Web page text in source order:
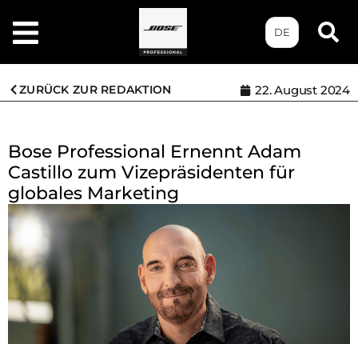
DE
ZURÜCK ZUR REDAKTION 22. August 2024
Bose Professional Ernennt Adam
Castillo zum Vizepräsidenten für
globales Marketing